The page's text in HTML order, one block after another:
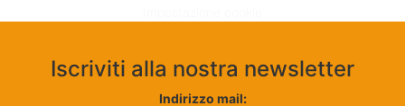
Iscriviti alla nostra newsletter
Indirizzo mail: